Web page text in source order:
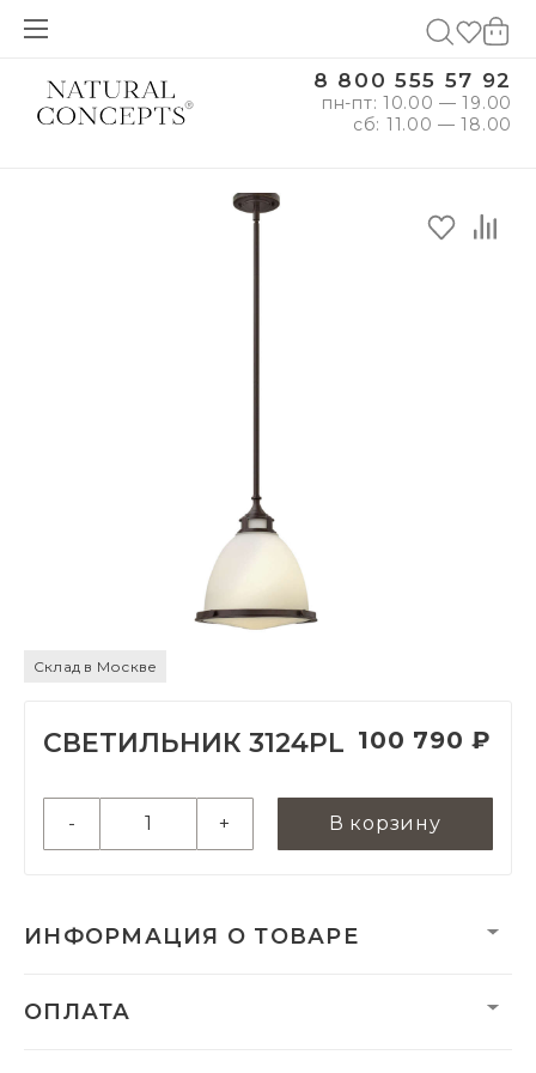
8 800 555 57 92
пн-пт: 10.00 — 19.00
сб: 11.00 — 18.00
Склад в Москве
СВЕТИЛЬНИК 3124PL 100 790 ₽
- + В корзину
ИНФОРМАЦИЯ О ТОВАРЕ
ОПЛАТА